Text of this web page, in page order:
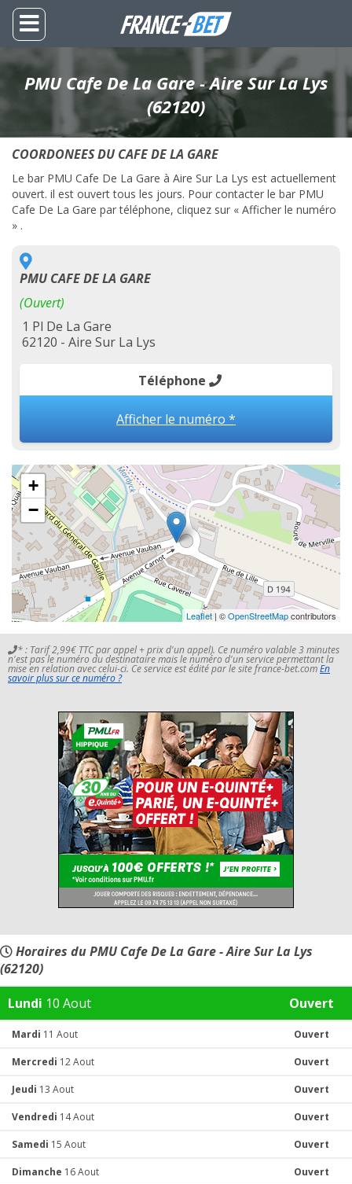
PMU Cafe De La Gare - Aire Sur La Lys
(62120)
COORDONEES DU CAFE DE LA GARE
Le bar PMU Cafe De La Gare à Aire Sur La Lys est actuellement
ouvert. il est ouvert tous les jours. Pour contacter le bar PMU
Cafe De La Gare par téléphone, cliquez sur « Afficher le numéro
» .
PMU CAFE DE LA GARE
(Ouvert)
1 Pl De La Gare
62120 - Aire Sur La Lys
Téléphone
Afficher le numéro *
+
−
Leaflet | ©OpenStreetMapcontributors
* : Tarif 2,99€ TTC par appel + prix d'un appel). Ce numéro valable 3 minutes
n'est pas le numéro du destinataire mais le numéro d'un service permettant la
mise en relation avec celui-ci. Ce service est édité par le site france-bet.comEn
savoir plus sur ce numéro ?
Horaires du PMU Cafe De La Gare - Aire Sur La Lys
(62120)
Lundi 10 Aout Ouvert
Mardi 11 Aout Ouvert
Mercredi 12 Aout Ouvert
Jeudi 13 Aout Ouvert
Vendredi 14 Aout Ouvert
Samedi 15 Aout Ouvert
Dimanche 16 Aout Ouvert